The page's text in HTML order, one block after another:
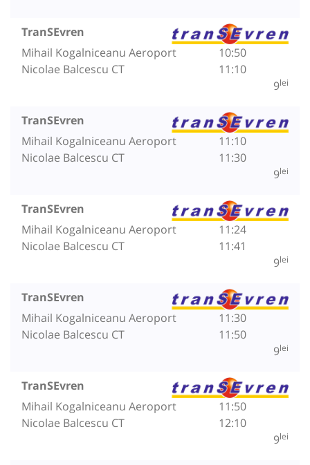
TranSEvren
Mihail Kogalniceanu Aeroport
Nicolae Balcescu CT
10:50
11:10
9lei
TranSEvren
Mihail Kogalniceanu Aeroport
Nicolae Balcescu CT
11:10
11:30
9lei
TranSEvren
Mihail Kogalniceanu Aeroport
Nicolae Balcescu CT
11:24
11:41
9lei
TranSEvren
Mihail Kogalniceanu Aeroport
Nicolae Balcescu CT
11:30
11:50
9lei
TranSEvren
Mihail Kogalniceanu Aeroport
Nicolae Balcescu CT
11:50
12:10
9lei